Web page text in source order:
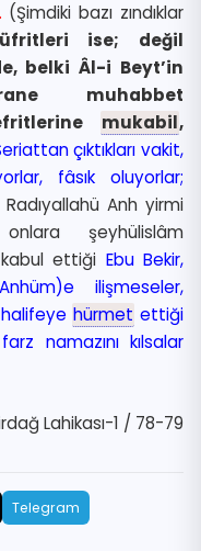
(Şimdiki bazı zındıklar
ise; değil
belki Âl-i Beyt’in
muhabbet
mukabil,
çıktıkları vakit,
fâsık oluyorlar;
Anh yirmi
şeyhülislâm
ettiği Ebu Bekir,
ilişmeseler,
hürmet ettiği
namazını kılsalar
Lahikası-1 / 78-79
Telegram